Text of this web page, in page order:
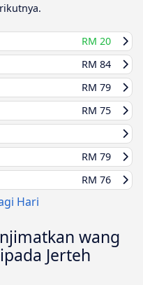
RM 20
RM 84
RM 79
RM 75
RM 79
RM 76
Hari
wang
Jerteh